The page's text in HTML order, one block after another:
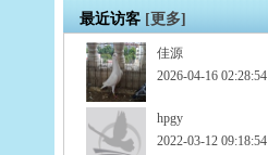
最近访客 [更多]
佳源
2026-04-16 02:28:54
hpgy
2022-03-12 09:18:54